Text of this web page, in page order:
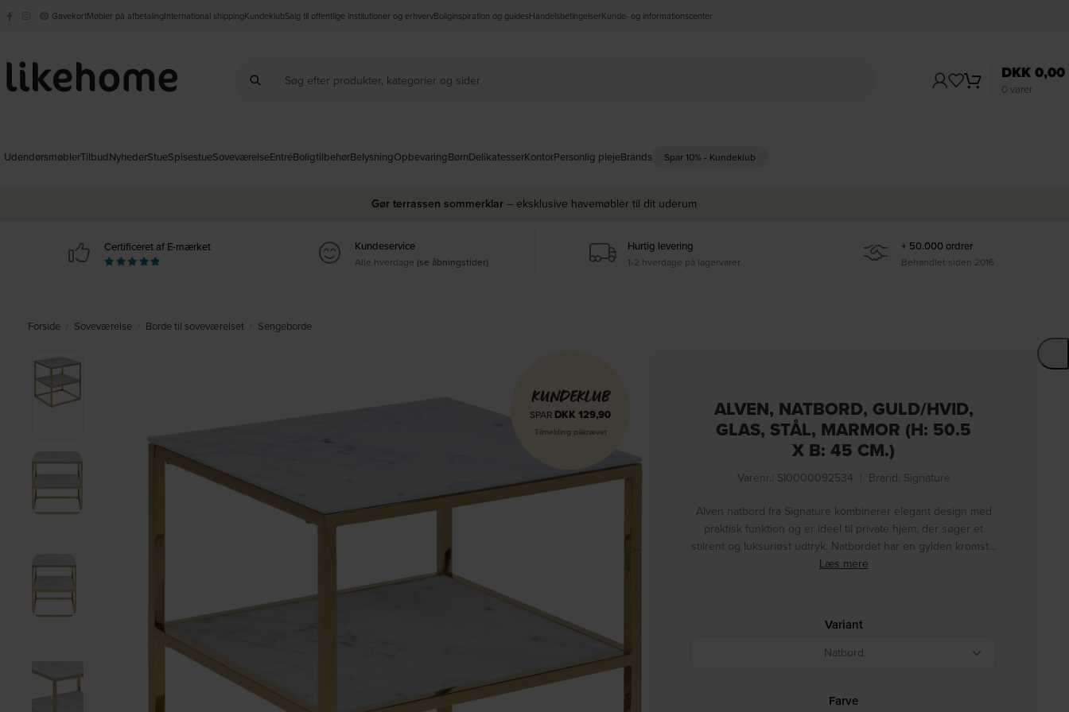
GavekortMøbler på afbetalingInternational shippingKundeklubSalg til offentlige institutioner og erhvervBoliginspiration og guidesHandelsbetingelserKunde- og informationscenter
0 varer
DKK0,00
UdendørsmøblerTilbudNyhederStueSpisestueSoveværelseEntréBoligtilbehørBelysningOpbevaringBørnDelikatesserKontorPersonlig plejeBrands Spar 10% - Kundeklub
Gør terrassen sommerklar – eksklusive havemøbler til dit uderum
Certificeret af E-mærket Kundeservice
Alle hverdage (se åbningstider)
Hurtig levering
1-2 hverdage på lagervarer
+ 50.000 ordrer
Behandlet siden 2016
Forside Soveværelse Borde til soveværelset Sengeborde
KUNDEKLUB
SPAR DKK 129,90
Tilmelding påkrævet
ALVEN, NATBORD, GULD/HVID,
GLAS, STÅL, MARMOR (H: 50.5
X B: 45 CM.)
Varenr.: SI0000092534 Brand: Signature
Alven natbord fra Signature kombinerer elegant design med
praktisk funktion og er ideel til private hjem, der søger et
stilrent og luksuriøst udtryk. Natbordet har en gylden kromst…
Læs mere
Variant
Natbord
Farve